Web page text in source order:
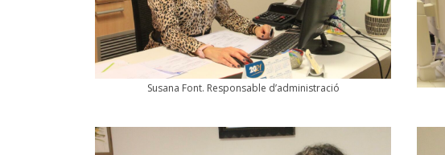
Susana Font. Responsable d’administració